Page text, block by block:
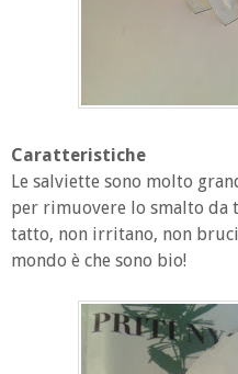
Caratteristiche
Le salviette sono molto
per rimuovere lo smalto da
tatto, non irritano, non
mondo è che sono bio!